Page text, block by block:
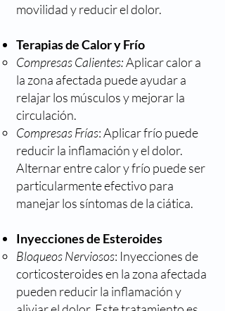
movilidad y reducir el dolor.
Terapias de Calor y Frío
Compresas Calientes:Aplicar calor a
la zona afectada puede ayudar a
relajar los músculos y mejorar la
circulación.
Compresas Frías: Aplicar frío puede
reducir la inflamación y el dolor.
Alternar entre calor y frío puede ser
particularmente efectivo para
manejar los síntomas de la ciática.
Inyecciones de Esteroides
Bloqueos Nerviosos: Inyecciones de
corticosteroides en la zona afectada
pueden reducir la inflamación y